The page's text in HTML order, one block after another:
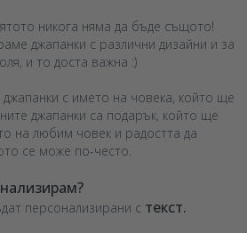
никога няма да бъде същото!
джапанки с различни дизайни и за
и то доста важна :)
с името на човека, който ще
джапанки са подарък, който ще
на любим човек и радостта да
се може по-често.
персонализирани с текст.